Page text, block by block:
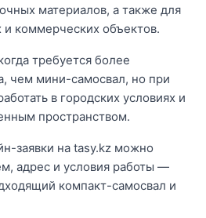
материалов, а также для
коммерческих объектов.
требуется более
чем мини-самосвал, но при
в городских условиях и
пространством.
заявки на tasy.kz можно
адрес и условия работы —
компакт-самосвал и